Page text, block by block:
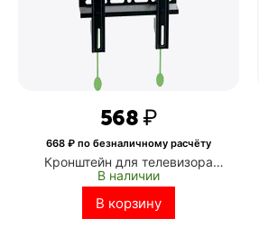
Кронштейн для телевизора
ONKRON 17-42" макс. 200*200,
30мм, вес до 30кг, черный
(ONKRON FM1 BLACK)
В наличии
‍568‍₽
668 ₽ по безналичному расчёту
В корзину